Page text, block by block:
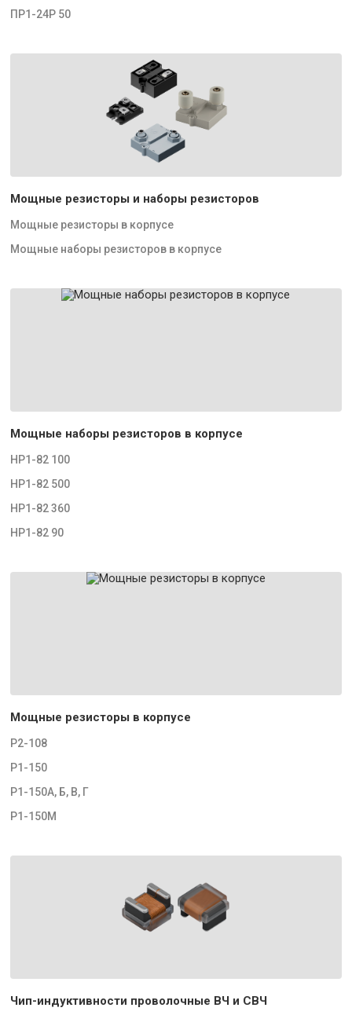
ПР1-24Р 50
Мощные резисторы и наборы резисторов
Мощные резисторы в корпусе
Мощные наборы резисторов в корпусе
Мощные наборы резисторов в корпусе
НР1-82 100
НР1-82 500
НР1-82 360
НР1-82 90
Мощные резисторы в корпусе
Р2-108
Р1-150
Р1-150А, Б, В, Г
Р1-150М
Чип-индуктивности проволочные ВЧ и СВЧ